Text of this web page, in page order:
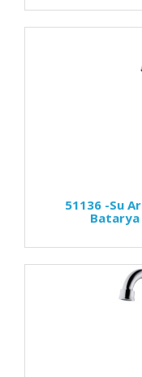
51136 -Su
Batarya